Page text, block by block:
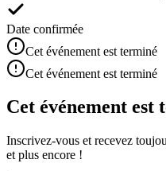
Date confirmée
Cet événement est terminé
Cet événement est terminé
Cet événement est
Inscrivez-vous et recevez
et plus encore !